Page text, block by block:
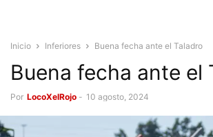
Inicio Inferiores Buena fecha ante el Taladro
Buena fecha ante el
Por LocoXelRojo - 10 agosto, 2024